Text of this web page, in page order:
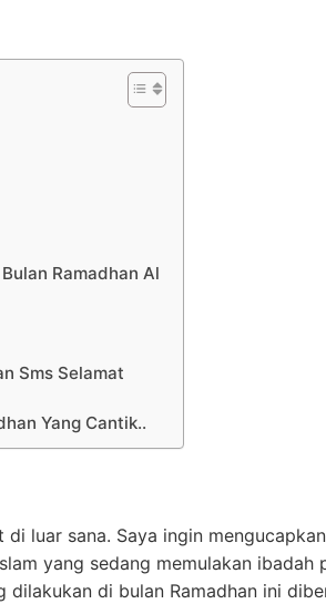
Ramadhan Al
Sms Selamat
Yang Cantik..
luar sana. Saya ingin mengucapkan
yang sedang memulakan ibadah
dilakukan di bulan Ramadhan ini